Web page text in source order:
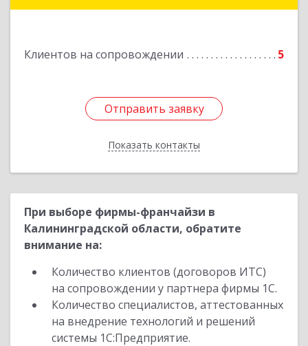
Клиентов на сопровождении 5
Отправить заявку
Показать контакты
Отправить заявку
Назад
При выборе фирмы-франчайзи в
Калининградской области, обратите
внимание на:
Количество клиентов (договоров ИТС)
на сопровождении у партнера фирмы 1С.
Количество специалистов, аттестованных
на внедрение технологий и решений
системы 1С:Предприятие.